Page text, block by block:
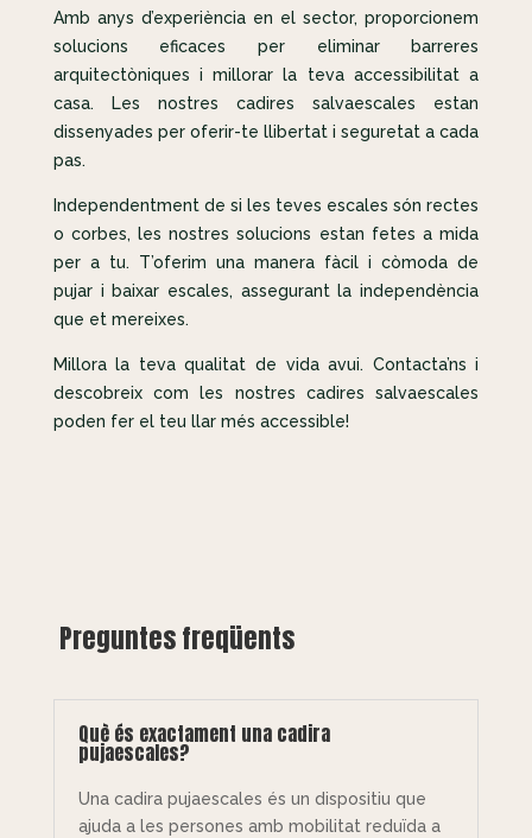
Amb anys d’experiència en el sector, proporcionem
solucions eficaces per eliminar barreres
arquitectòniques i millorar la teva accessibilitat a
casa. Les nostres cadires salvaescales estan
dissenyades per oferir-te llibertat i seguretat a cada
pas.
Independentment de si les teves escales són rectes
o corbes, les nostres solucions estan fetes a mida
per a tu. T’oferim una manera fàcil i còmoda de
pujar i baixar escales, assegurant la independència
que et mereixes.
Millora la teva qualitat de vida avui. Contacta’ns i
descobreix com les nostres cadires salvaescales
poden fer el teu llar més accessible!
Preguntes freqüents
Què és exactament una cadira
pujaescales?
Una cadira pujaescales és un dispositiu que
ajuda a les persones amb mobilitat reduïda a